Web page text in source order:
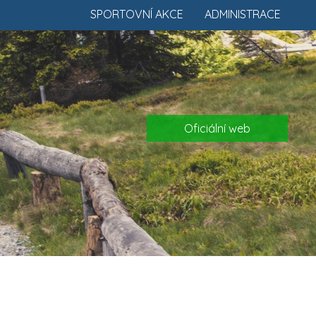
ADMINISTRACE
SPORTOVNÍ AKCE
Oficiální web